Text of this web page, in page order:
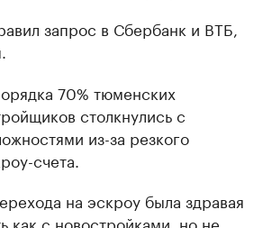
запрос в Сбербанк и ВТБ,
70% тюменских
столкнулись с
из-за резкого
счета.
на эскроу была здравая
как с новостройками, но не